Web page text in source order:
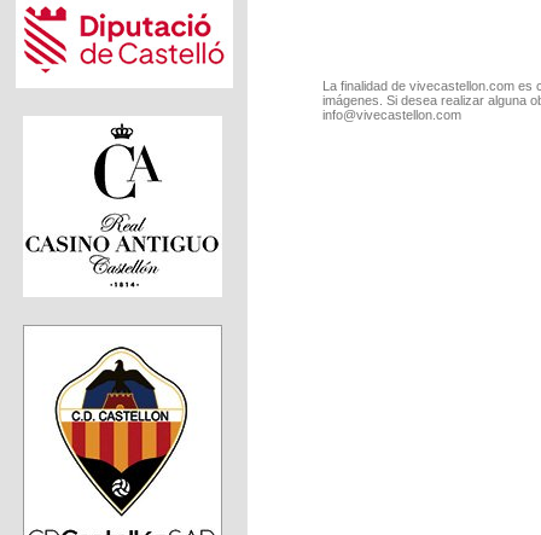
La finalidad de vivecastellon.com
imágenes. Si desea realizar alguna
info@vivecastellon.com